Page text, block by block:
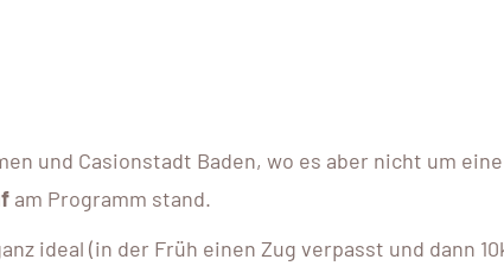
und Casionstadt Baden, wo es aber nicht um
am Programm stand.
ideal (in der Früh einen Zug verpasst und dann